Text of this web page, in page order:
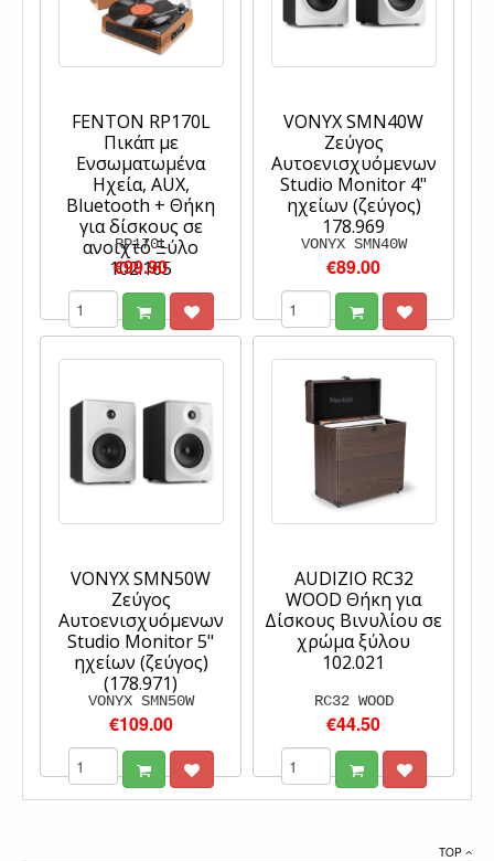
FENTON RP170L
Πικάπ με
Ενσωματωμένα
Ηχεία, AUX,
Bluetooth + Θήκη
για δίσκους σε
ανοιχτό Ξύλο
102.165
RP170L
€99.90
VONYX SMN40W
Ζεύγος
Αυτοενισχυόμενων
Studio Monitor 4"
ηχείων (ζεύγος)
178.969
VONYX SMN40W
€89.00
VONYX SMN50W
Ζεύγος
Αυτοενισχυόμενων
Studio Monitor 5"
ηχείων (ζεύγος)
(178.971)
VONYX SMN50W
€109.00
AUDIZIO RC32
WOOD Θήκη για
Δίσκους Βινυλίου σε
χρώμα ξύλου
102.021
RC32 WOOD
€44.50
TOP